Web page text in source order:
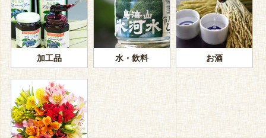
加工品 水・飲料 お酒